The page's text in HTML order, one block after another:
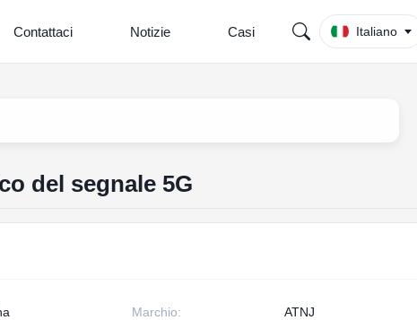
Contattaci Notizie Casi Italiano
del segnale 5G
Marchio: ATNJ